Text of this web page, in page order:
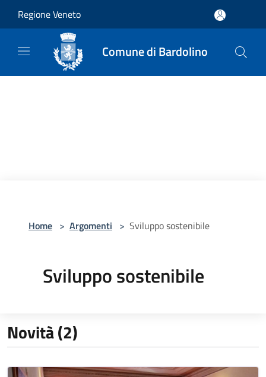
Regione Veneto
Comune di Bardolino
Home > Argomenti > Sviluppo sostenibile
Sviluppo sostenibile
Novità (2)